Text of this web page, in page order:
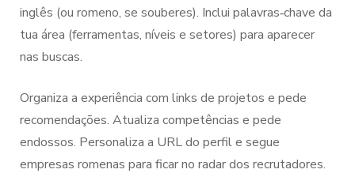
inglês (ou romeno, se souberes). Inclui palavras‑chave da
tua área (ferramentas, níveis e setores) para aparecer
nas buscas.
Organiza a experiência com links de projetos e pede
recomendações. Atualiza competências e pede
endossos. Personaliza a URL do perfil e segue
empresas romenas para ficar no radar dos recrutadores.